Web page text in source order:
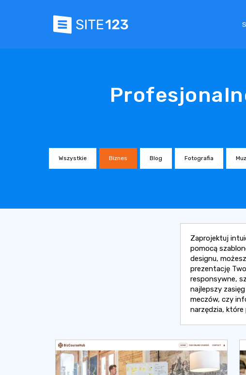
Wszystkie Biznes Blog Fotografia
Zaprojektuj
pomocą
designu,
prezentację
responsywne,
najlepszy
meczów, czy
narzędzia, które